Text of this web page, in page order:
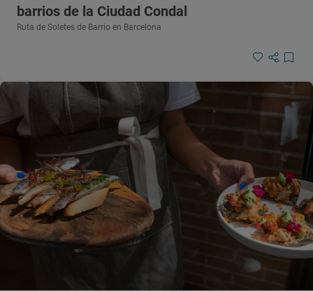
barrios de la Ciudad Condal
Ruta de Soletes de Barrio en Barcelona